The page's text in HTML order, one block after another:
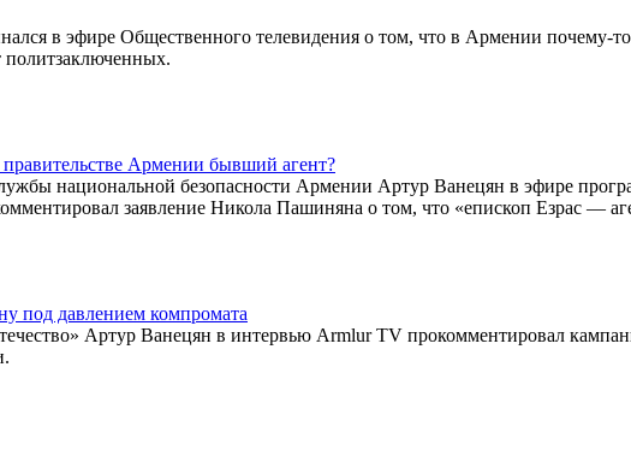
в эфире Общественного телевидения о том, что в Армении почему-
правительстве Армении бывший агент?
национальной безопасности Армении Артур Ванецян в эфире
заявление Никола Пашиняна о том, что «епископ Езрас —
под давлением компромата
Артур Ванецян в интервью Armlur TV прокомментировал